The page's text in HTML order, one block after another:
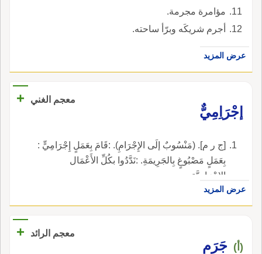
مؤامرة مجرمة.
أجرم شريكَه وبرّأ ساحته.
عرض المزيد
معجم الغني
+
إجْرَاِمِيٌّ
[ج ر م]. (مَنْسُوبٌ إلَى الإِجْرَامِ). :قَامَ بِعَمَلٍ إِجْرَامِيٍّ :
بِعَمَلٍ مَصْبُوغٍ بِالجَرِيمَةِ. :نَدَّدُوا بكُلِّ الأَعْمَال
الإِجْرَامِيَّةِ.
عرض المزيد
معجم الرائد +
(أ) جَرَم